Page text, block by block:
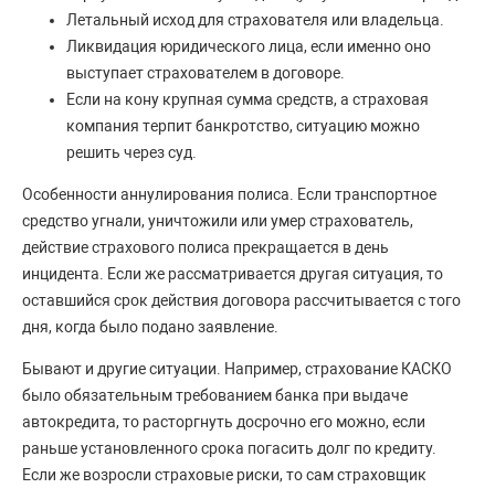
Летальный исход для страхователя или владельца.
Ликвидация юридического лица, если именно оно
выступает страхователем в договоре.
Если на кону крупная сумма средств, а страховая
компания терпит банкротство, ситуацию можно
решить через суд.
Особенности аннулирования полиса. Если транспортное
средство угнали, уничтожили или умер страхователь,
действие страхового полиса прекращается в день
инцидента. Если же рассматривается другая ситуация, то
оставшийся срок действия договора рассчитывается с того
дня, когда было подано заявление.
Бывают и другие ситуации. Например, страхование КАСКО
было обязательным требованием банка при выдаче
автокредита, то расторгнуть досрочно его можно, если
раньше установленного срока погасить долг по кредиту.
Если же возросли страховые риски, то сам страховщик